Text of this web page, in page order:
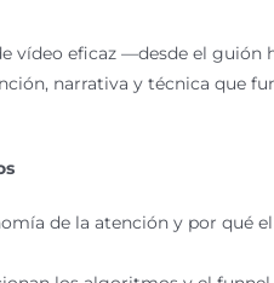
vídeo eficaz —desde el guión
narrativa y técnica que
de la atención y por qué